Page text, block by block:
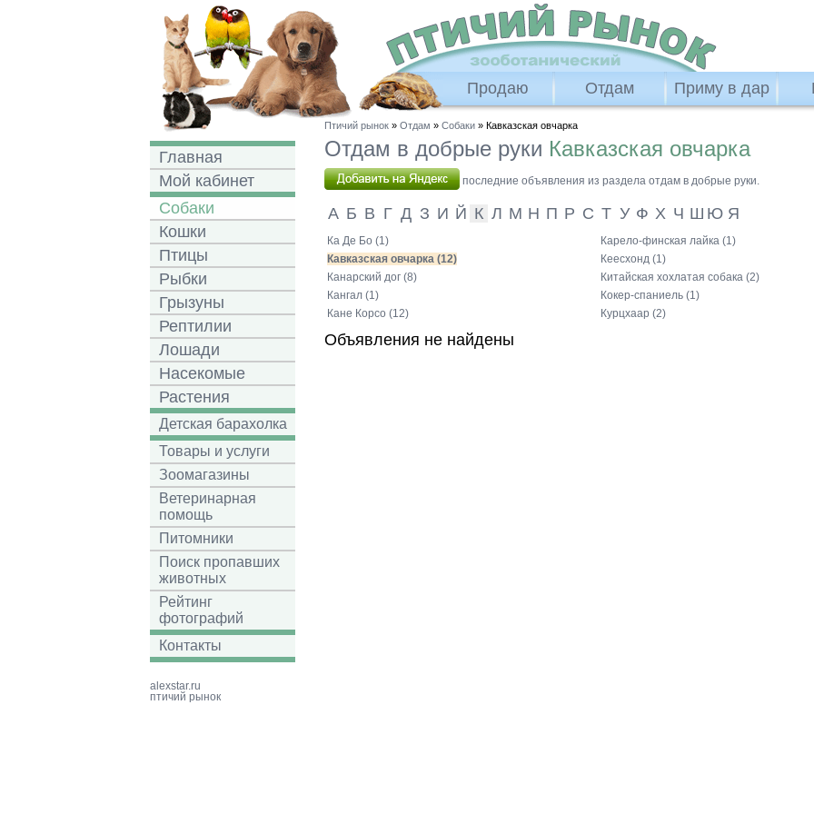
Продаю Отдам Приму в дар
Главная
Мой кабинет
Собаки
Кошки
Птицы
Рыбки
Грызуны
Рептилии
Лошади
Насекомые
Растения
Детская барахолка
Товары и услуги
Зоомагазины
Ветеринарная
помощь
Питомники
Поиск пропавших
животных
Рейтинг
фотографий
Контакты
Птичий рынок » Отдам » Собаки » Кавказская овчарка
Отдам в добрые руки Кавказская овчарка
последние объявления из раздела отдам в добрые руки.
А Б В Г Д З И Й К Л М Н П Р С Т У Ф Х Ч Ш Ю Я
Ка Де Бо (1)
Кавказская овчарка (12)
Канарский дог (8)
Кангал (1)
Кане Корсо (12)
Карело-финская лайка (1)
Кеесхонд (1)
Китайская хохлатая собака (2)
Кокер-спаниель (1)
Курцхаар (2)
Объявления не найдены
alexstar.ru
птичий рынок